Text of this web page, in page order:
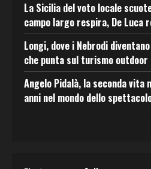
La Sicilia del voto locale
campo largo respira, De Luca
Longi, dove i Nebrodi
che punta sul turismo outdoor
Angelo Pidalà, la seconda vita
anni nel mondo dello